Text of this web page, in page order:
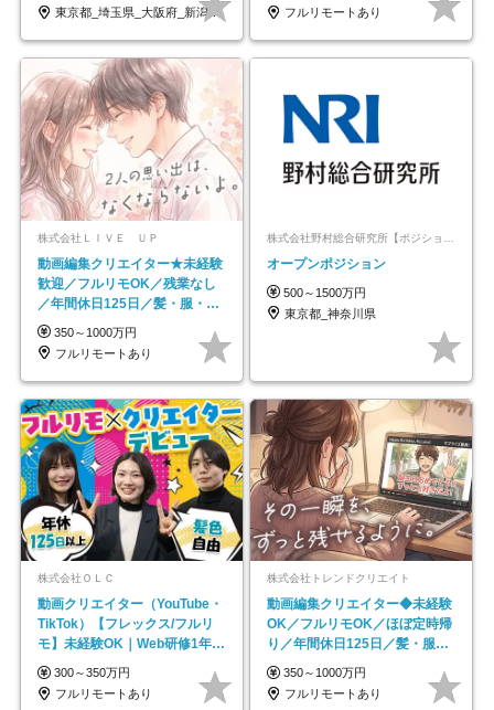
東京都_埼玉県_大阪府_新潟県_福岡県
フルリモートあり
株式会社ＬＩＶＥ ＵＰ
動画編集クリエイター★未経験
歓迎／フルリモOK／残業なし
／年間休日125日／髪・服・ネ
イル自由／研修充実で安心
350～1000万円
フルリモートあり
オープンポジション
500～1500万円
東京都_神奈川県
株式会社ＯＬＣ
動画クリエイター（YouTube・
TikTok）【フレックス/フルリ
モ】未経験OK｜Web研修1年間
｜副業OK
300～350万円
フルリモートあり
株式会社トレンドクリエイト
動画編集クリエイター◆未経験
OK／フルリモOK／ほぼ定時帰
り／年間休日125日／髪・服・
ネイル自由／副業OK
350～1000万円
フルリモートあり